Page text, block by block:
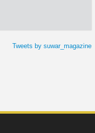
Tweets by suwar_magazine